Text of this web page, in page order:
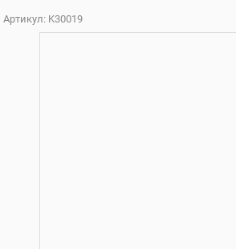
Артикул: K30019